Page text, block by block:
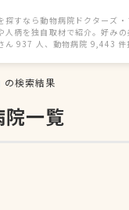
探すなら動物病院ドクターズ・
人柄を独自取材で紹介。好みの
ん 937 人、動物病院 9,443
の検索結果
一覧